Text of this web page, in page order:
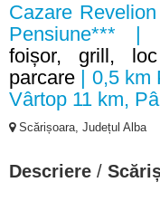
Cazare
Pensiune*** |
foișor, grill,
parcare | 0,5 km
Vârtop 11 km,
Scărișoara, Județul Alba
Descriere /